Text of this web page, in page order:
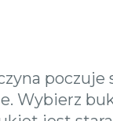
poczuje
Wybierz